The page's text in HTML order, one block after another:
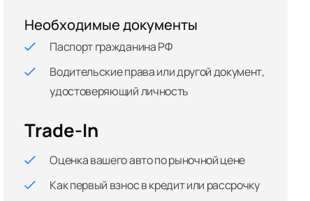
Необходимые документы
Паспорт гражданина РФ
Водительские права или другой документ,
удостоверяющий личность
Trade-In
Оценка вашего авто по рыночной цене
Как первый взнос в кредит или рассрочку